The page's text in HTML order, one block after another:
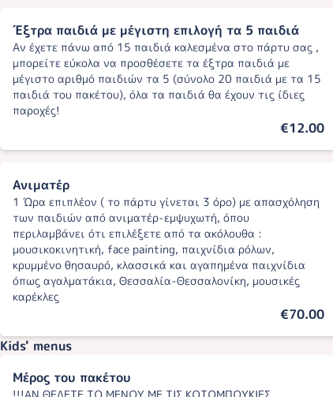
Έξτρα παιδιά με μέγιστη επιλογή τα 5 παιδιά
Αν έχετε πάνω από 15 παιδιά καλεσμένα στο πάρτυ σας ,
μπορείτε εύκολα να προσθέσετε τα έξτρα παιδιά με
μέγιστο αριθμό παιδιών τα 5 (σύνολο 20 παιδιά με τα 15
παιδιά του πακέτου), όλα τα παιδιά θα έχουν τις ίδιες
παροχές!
€12.00
Ανιματέρ
1 Ώρα επιπλέον ( το πάρτυ γίνεται 3 όρο) με απασχόληση
των παιδιών από ανιματέρ-εμψυχωτή, όπου
περιλαμβάνει ότι επιλέξετε από τα ακόλουθα :
μουσικοκινητική, face painting, παιχνίδια ρόλων,
κρυμμένο θησαυρό, κλασσικά και αγαπημένα παιχνίδια
όπως αγαλματάκια, Θεσσαλία-Θεσσαλονίκη, μουσικές
καρέκλες
€70.00
Kids' menus
Μέρος του πακέτου